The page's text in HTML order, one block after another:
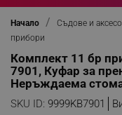
Начало Съдове и
прибори
Комплект 11 бр
7901, Куфар за
Неръждаема
SKU ID: 9999KB7901